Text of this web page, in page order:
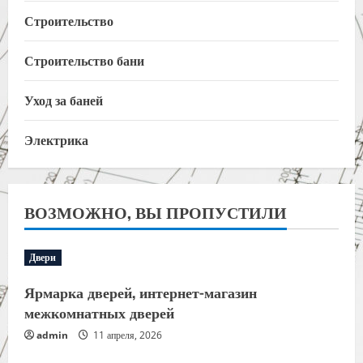
Строительство
Строительство бани
Уход за баней
Электрика
ВОЗМОЖНО, ВЫ ПРОПУСТИЛИ
Двери
Ярмарка дверей, интернет-магазин
межкомнатных дверей
admin 11 апреля, 2026